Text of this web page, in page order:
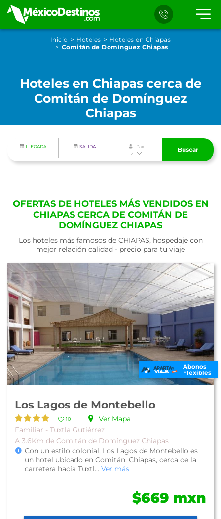
Inicio Hoteles
Hoteles en Chiapas
Comitán de Domínguez Chiapas
Hoteles en Chiapas cerca de
Comitán de Domínguez
Chiapas
LLEGADA SALIDA Pax
2
Buscar
OFERTAS DE HOTELES MÁS VENDIDOS EN
CHIAPAS CERCA DE COMITÁN DE
DOMÍNGUEZ CHIAPAS
Los hoteles más famosos de CHIAPAS, hospedaje con
mejor relación calidad - precio para tu viaje
Abonos
Flexibles
Los Lagos de Montebello
10
Ver Mapa
Familiar - Tuxtla Gutiérrez
A 3.6Km de Comitán de Domínguez Chiapas
Con un estilo colonial, Los Lagos de Montebello es
un hotel ubicado en Comitán, Chiapas, cerca de la
carretera hacia Tuxtl... Ver más
$669 mxn